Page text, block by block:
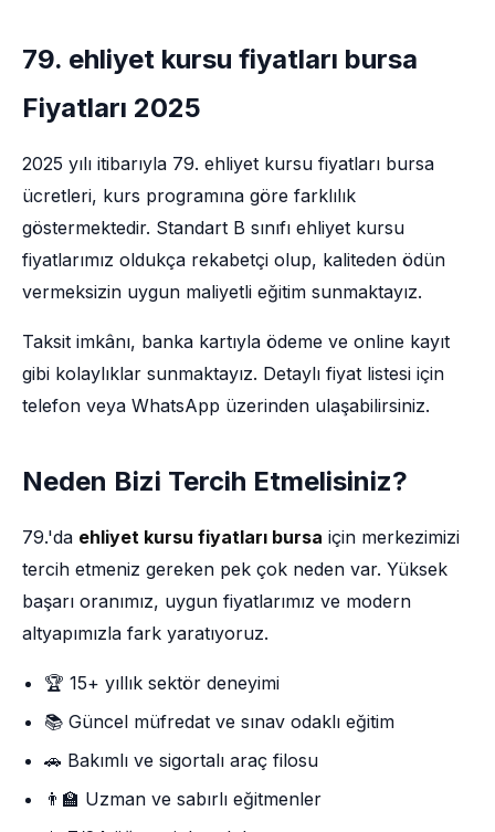
79. ehliyet kursu fiyatları bursa
Fiyatları 2025
2025 yılı itibarıyla 79. ehliyet kursu fiyatları bursa
ücretleri, kurs programına göre farklılık
göstermektedir. Standart B sınıfı ehliyet kursu
fiyatlarımız oldukça rekabetçi olup, kaliteden ödün
vermeksizin uygun maliyetli eğitim sunmaktayız.
Taksit imkânı, banka kartıyla ödeme ve online kayıt
gibi kolaylıklar sunmaktayız. Detaylı fiyat listesi için
telefon veya WhatsApp üzerinden ulaşabilirsiniz.
Neden Bizi Tercih Etmelisiniz?
79.'da ehliyet kursu fiyatları bursa için merkezimizi
tercih etmeniz gereken pek çok neden var. Yüksek
başarı oranımız, uygun fiyatlarımız ve modern
altyapımızla fark yaratıyoruz.
🏆 15+ yıllık sektör deneyimi
📚 Güncel müfredat ve sınav odaklı eğitim
🚗 Bakımlı ve sigortalı araç filosu
👨‍🏫 Uzman ve sabırlı eğitmenler